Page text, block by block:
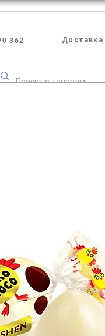
362 Доставка